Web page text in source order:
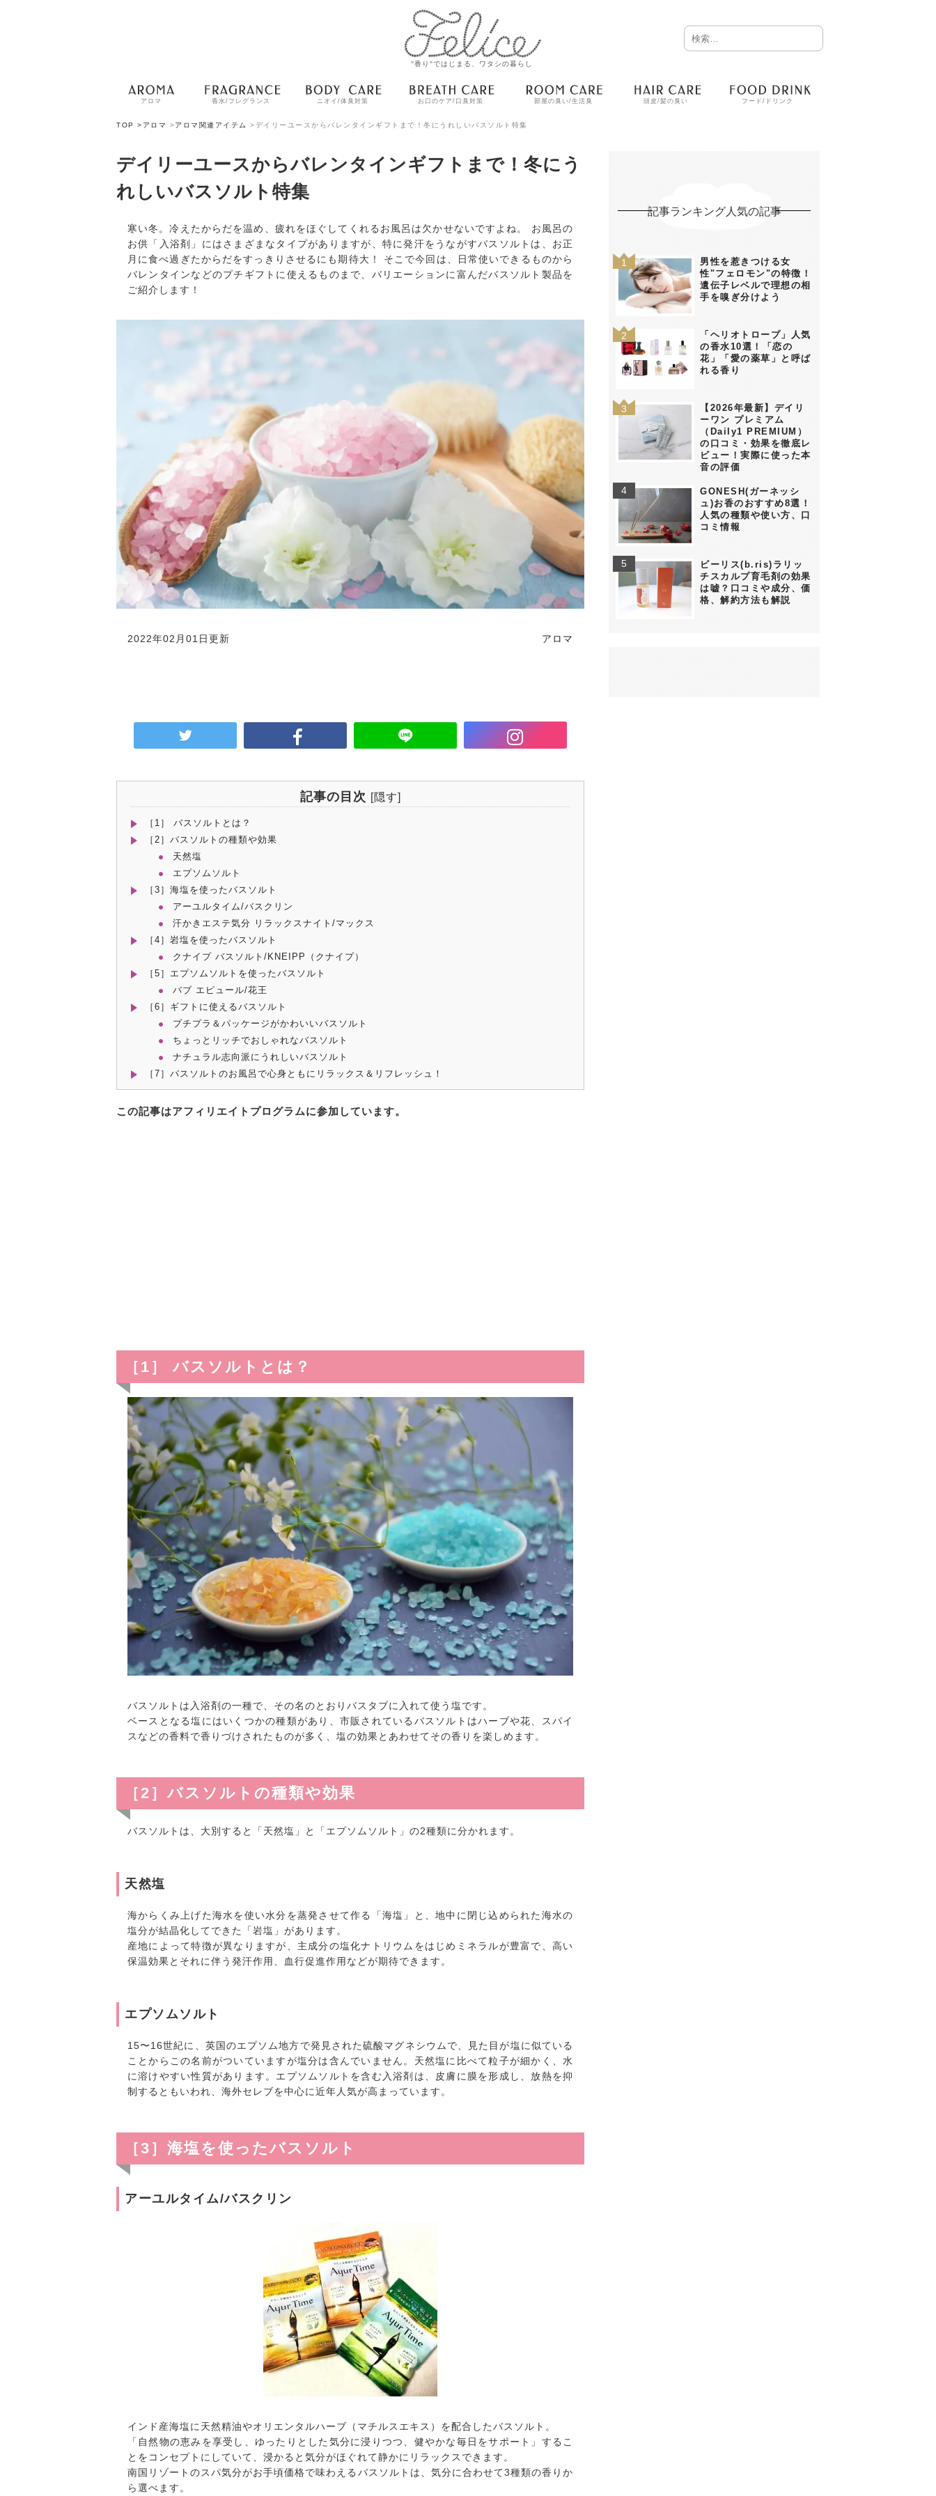
"香り"ではじまる、ワタシの暮らし
アロマ 香水/フレグランス ニオイ/体臭対策 お口のケア/口臭対策 部屋の臭い/生活臭 頭皮/髪の臭い フード/ドリンク
TOP > アロマ >アロマ関連アイテム > デイリーユースからバレンタインギフトまで！冬にうれしいバスソルト特集
デイリーユースからバレンタインギフトまで！冬にう
れしいバスソルト特集
寒い冬。冷えたからだを温め、疲れをほぐしてくれるお風呂は欠かせないですよね。 お風呂の
お供「入浴剤」にはさまざまなタイプがありますが、特に発汗をうながすバスソルトは、お正
月に食べ過ぎたからだをすっきりさせるにも期待大！ そこで今回は、日常使いできるものから
バレンタインなどのプチギフトに使えるものまで、バリエーションに富んだバスソルト製品を
ご紹介します！
2022年02月01日更新 アロマ
記事の目次 [隠す]
［1］ バスソルトとは？
［2］バスソルトの種類や効果
天然塩
エプソムソルト
［3］海塩を使ったバスソルト
アーユルタイム/バスクリン
汗かきエステ気分 リラックスナイト/マックス
［4］岩塩を使ったバスソルト
クナイプ バスソルト/KNEIPP（クナイプ）
［5］エプソムソルトを使ったバスソルト
バブ エピュール/花王
［6］ギフトに使えるバスソルト
プチプラ＆パッケージがかわいいバスソルト
ちょっとリッチでおしゃれなバスソルト
ナチュラル志向派にうれしいバスソルト
［7］バスソルトのお風呂で心身ともにリラックス＆リフレッシュ！
この記事はアフィリエイトプログラムに参加しています。
［1］ バスソルトとは？
バスソルトは入浴剤の一種で、その名のとおりバスタブに入れて使う塩です。
ベースとなる塩にはいくつかの種類があり、市販されているバスソルトはハーブや花、スパイ
スなどの香料で香りづけされたものが多く、塩の効果とあわせてその香りを楽しめます。
［2］バスソルトの種類や効果
バスソルトは、大別すると「天然塩」と「エプソムソルト」の2種類に分かれます。
天然塩
海からくみ上げた海水を使い水分を蒸発させて作る「海塩」と、地中に閉じ込められた海水の
塩分が結晶化してできた「岩塩」があります。
産地によって特徴が異なりますが、主成分の塩化ナトリウムをはじめミネラルが豊富で、高い
保温効果とそれに伴う発汗作用、血行促進作用などが期待できます。
エプソムソルト
15〜16世紀に、英国のエプソム地方で発見された硫酸マグネシウムで、見た目が塩に似ている
ことからこの名前がついていますが塩分は含んでいません。天然塩に比べて粒子が細かく、水
に溶けやすい性質があります。エプソムソルトを含む入浴剤は、皮膚に膜を形成し、放熱を抑
制するともいわれ、海外セレブを中心に近年人気が高まっています。
［3］海塩を使ったバスソルト
アーユルタイム/バスクリン
インド産海塩に天然精油やオリエンタルハーブ（マチルスエキス）を配合したバスソルト。
「自然物の恵みを享受し、ゆったりとした気分に浸りつつ、健やかな毎日をサポート」するこ
とをコンセプトにしていて、浸かると気分がほぐれて静かにリラックスできます。
南国リゾートのスパ気分がお手頃価格で味わえるバスソルトは、気分に合わせて3種類の香りか
ら選べます。
記事ランキング人気の記事
男性を惹きつける女
性"フェロモン"の特徴！
遺伝子レベルで理想の相
手を嗅ぎ分けよう
「ヘリオトロープ」人気
の香水10選！「恋の
花」「愛の薬草」と呼ば
れる香り
【2026年最新】デイリ
ーワン プレミアム
（Daily1 PREMIUM）
の口コミ・効果を徹底レ
ビュー！実際に使った本
音の評価
GONESH(ガーネッシ
ュ)お香のおすすめ8選！
人気の種類や使い方、口
コミ情報
ビーリス(b.ris)ラリッ
チスカルプ育毛剤の効果
は嘘？口コミや成分、価
格、解約方法も解説